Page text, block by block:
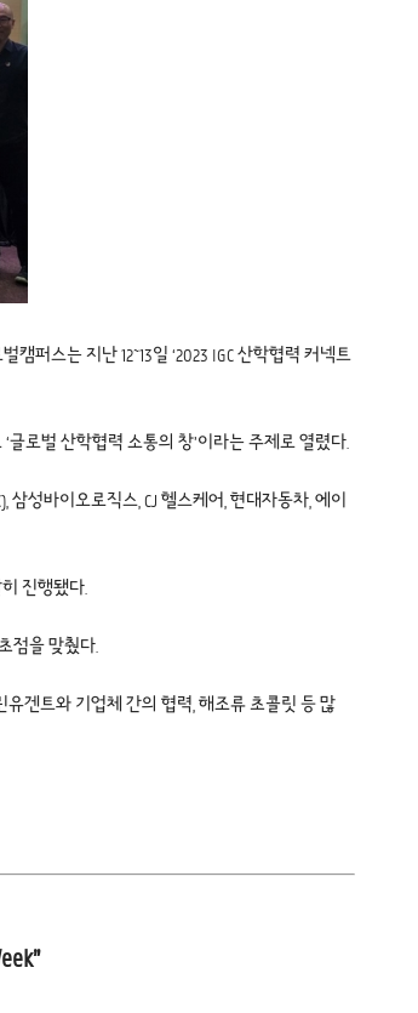
퍼스는 지난 12~13일 ‘2023 IGC 산학협력 커넥트
로벌 산학협력 소통의 창’이라는 주제로 열렸다.
성바이오로직스, CJ 헬스케어, 현대자동차, 에이
진행됐다.
점을 맞췄다.
겐트와 기업체 간의 협력, 해조류 초콜릿 등 많